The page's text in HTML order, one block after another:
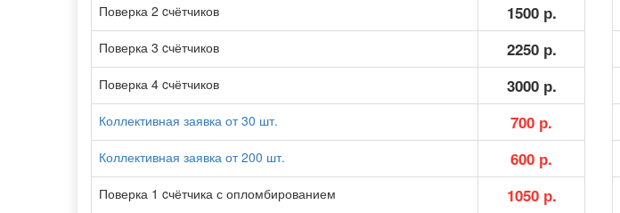
Поверка 2 cчётчиков 1500 р.
Поверка 3 cчётчиков 2250 р.
Поверка 4 cчётчиков 3000 р.
Коллективная заявка от 30 шт. 700 р.
Коллективная заявка от 200 шт. 600 р.
Поверка 1 cчётчика с опломбированием 1050 р.